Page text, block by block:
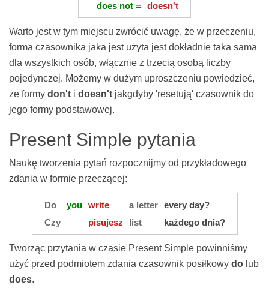
does not = doesn't
Warto jest w tym miejscu zwrócić uwagę, że w przeczeniu,
forma czasownika jaka jest użyta jest dokładnie taka sama
dla wszystkich osób, włącznie z trzecią osobą liczby
pojedynczej. Możemy w dużym uproszczeniu powiedzieć,
że formy don't i doesn't jakgdyby 'resetują' czasownik do
jego formy podstawowej.
Present Simple pytania
Naukę tworzenia pytań rozpocznijmy od przykładowego
zdania w formie przeczącej:
Do you write a letter
every day?
Czy
pisujesz list każdego dnia?
Tworząc przytania w czasie Present Simple powinniśmy
użyć przed podmiotem zdania czasownik posiłkowy do lub
does.